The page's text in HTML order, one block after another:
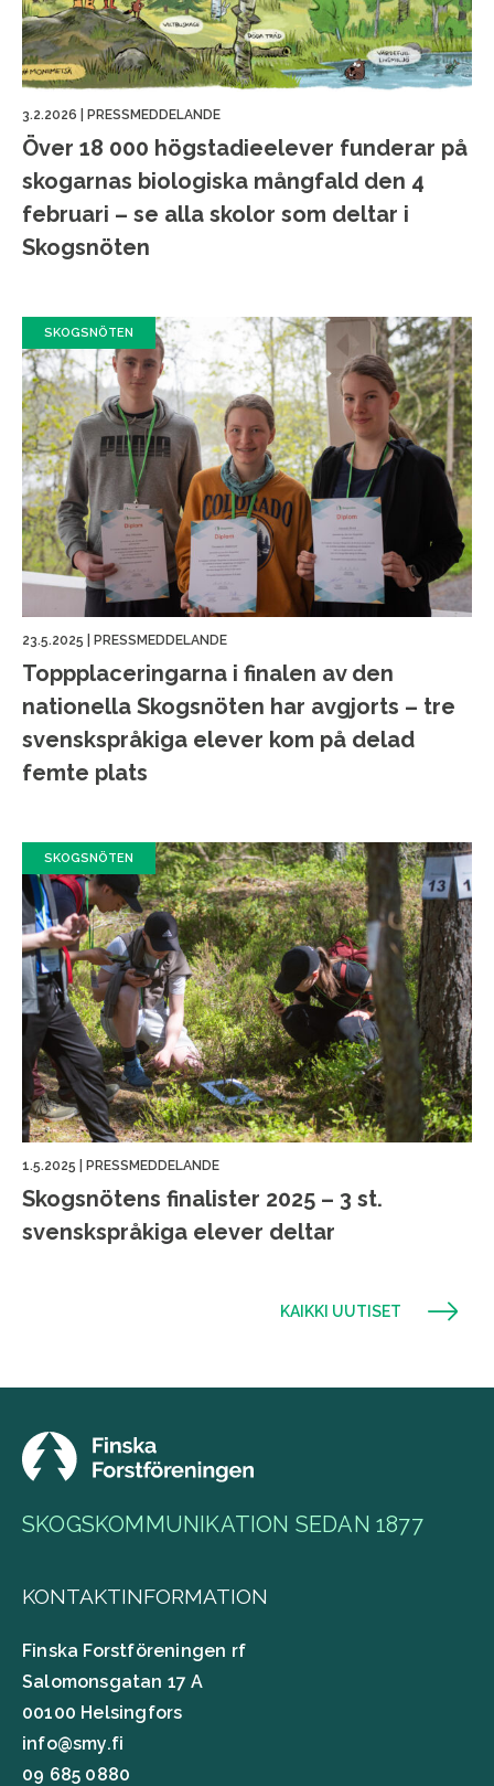
3.2.2026 PRESSMEDDELANDE
Över 18 000 högstadieelever funderar på
skogarnas biologiska mångfald den 4
februari – se alla skolor som deltar i
Skogsnöten
SKOGSNÖTEN
23.5.2025 PRESSMEDDELANDE
Topp­placeringarna i finalen av den
nationella Skogsnöten har avgjorts – tre
svenskspråkiga elever kom på delad
femte plats
SKOGSNÖTEN
1.5.2025 PRESSMEDDELANDE
Skogsnötens finalister 2025 – 3 st.
svenskspråkiga elever deltar
KAIKKI UUTISET
SKOGSKOMMUNIKATION SEDAN 1877
KONTAKTINFORMATION
Finska Forstföreningen rf
Salomonsgatan 17 A
00100 Helsingfors
info@smy.fi
09 685 0880